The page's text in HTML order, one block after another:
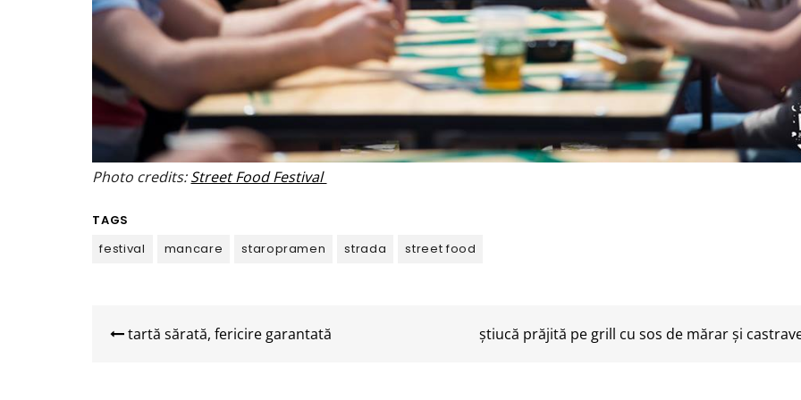
Photo credits:Street Food Festival
TAGS
festival
mancare staropramen strada street food
articoletartă sărată, fericire garantată știucă prăjită pe grill cu sos de mărar și